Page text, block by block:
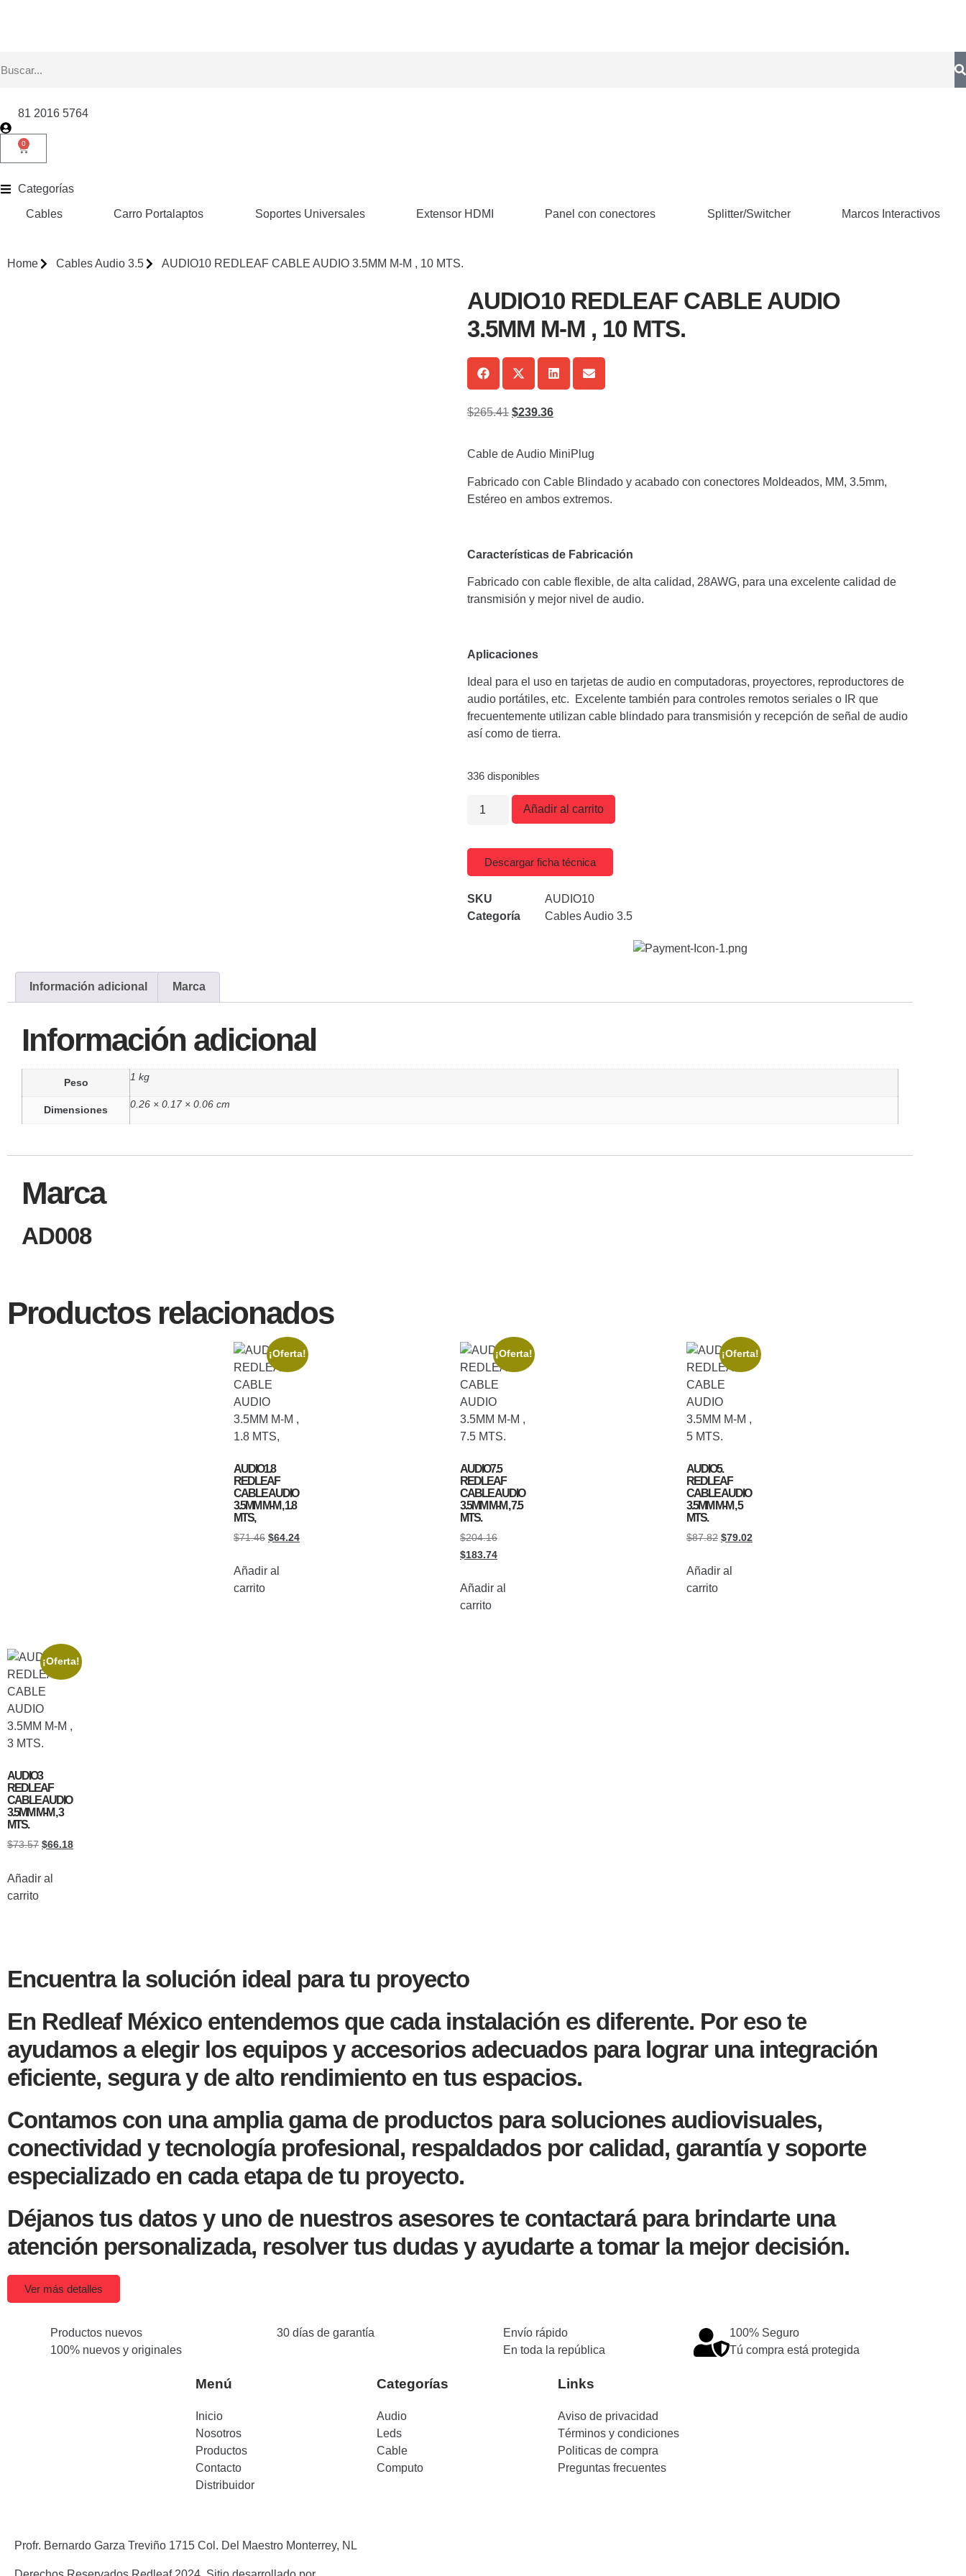
81 2016 5764
0
Categorías
Cables Carro Portalaptos Soportes Universales Extensor HDMI Panel con conectores Splitter/Switcher Marcos Interactivos
Home Cables Audio 3.5 AUDIO10 REDLEAF CABLE AUDIO 3.5MM M-M , 10 MTS.
AUDIO10 REDLEAF CABLE AUDIO
3.5MM M-M , 10 MTS.
$265.41 $239.36
Cable de Audio MiniPlug
Fabricado con Cable Blindado y acabado con conectores Moldeados, MM, 3.5mm,
Estéreo en ambos extremos.
Características de Fabricación
Fabricado con cable flexible, de alta calidad, 28AWG, para una excelente calidad de
transmisión y mejor nivel de audio.
Aplicaciones
Ideal para el uso en tarjetas de audio en computadoras, proyectores, reproductores de
audio portátiles, etc. Excelente también para controles remotos seriales o IR que
frecuentemente utilizan cable blindado para transmisión y recepción de señal de audio
así como de tierra.
336 disponibles
Añadir al carrito
Descargar ficha técnica
SKU
AUDIO10
Categoría
Cables Audio 3.5
Información adicional Marca
Información adicional
Peso 1 kg
Dimensiones 0.26 × 0.17 × 0.06 cm
Marca
AD008
Productos relacionados
¡Oferta!
AUDIO1.8
REDLEAF
CABLE AUDIO
3.5MM M-M , 1.8
MTS,
$71.46 $64.24
Añadir al
carrito
¡Oferta!
AUDIO7.5
REDLEAF
CABLE AUDIO
3.5MM M-M , 7.5
MTS.
$204.16
$183.74
Añadir al
carrito
¡Oferta!
AUDIO5.
REDLEAF
CABLE AUDIO
3.5MM M-M , 5
MTS.
$87.82 $79.02
Añadir al
carrito
¡Oferta!
AUDIO3
REDLEAF
CABLE AUDIO
3.5MM M-M , 3
MTS.
$73.57 $66.18
Añadir al
carrito
Encuentra la solución ideal para tu proyecto
En Redleaf México entendemos que cada instalación es diferente. Por eso te
ayudamos a elegir los equipos y accesorios adecuados para lograr una integración
eficiente, segura y de alto rendimiento en tus espacios.
Contamos con una amplia gama de productos para soluciones audiovisuales,
conectividad y tecnología profesional, respaldados por calidad, garantía y soporte
especializado en cada etapa de tu proyecto.
Déjanos tus datos y uno de nuestros asesores te contactará para brindarte una
atención personalizada, resolver tus dudas y ayudarte a tomar la mejor decisión.
Ver más detalles
Productos nuevos
100% nuevos y originales
30 días de garantía
Envío rápido
En toda la república
100% Seguro
Tú compra está protegida
Menú
Inicio
Nosotros
Productos
Contacto
Distribuidor
Categorías
Audio
Leds
Cable
Computo
Links
Aviso de privacidad
Términos y condiciones
Politicas de compra
Preguntas frecuentes
Profr. Bernardo Garza Treviño 1715 Col. Del Maestro Monterrey, NL